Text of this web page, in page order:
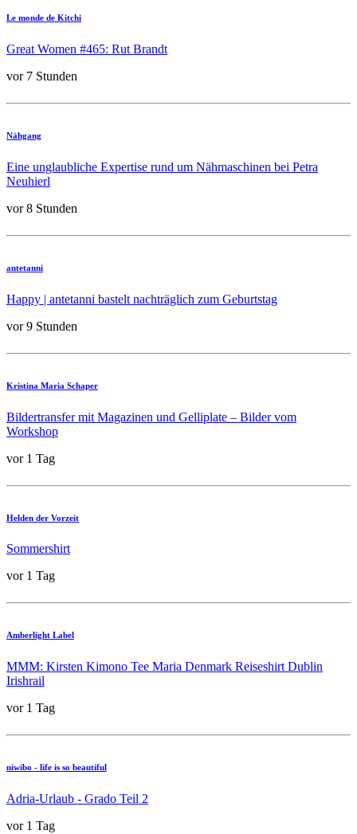
Le monde de Kitchi
Great Women #465: Rut Brandt
vor 7 Stunden
Nähgang
Eine unglaubliche Expertise rund um Nähmaschinen bei Petra
Neuhierl
vor 8 Stunden
antetanni
Happy | antetanni bastelt nachträglich zum Geburtstag
vor 9 Stunden
Kristina Maria Schaper
Bildertransfer mit Magazinen und Gelliplate – Bilder vom
Workshop
vor 1 Tag
Helden der Vorzeit
Sommershirt
vor 1 Tag
Amberlight Label
MMM: Kirsten Kimono Tee Maria Denmark Reiseshirt Dublin
Irishrail
vor 1 Tag
niwibo - life is so beautiful
Adria-Urlaub - Grado Teil 2
vor 1 Tag